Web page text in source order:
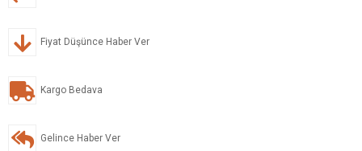
Fiyat Düşünce Haber Ver
Kargo Bedava
Gelince Haber Ver